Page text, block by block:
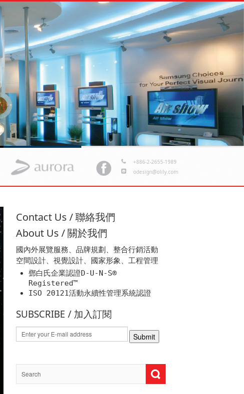
+886-2-2655-1989
odesign@olily.com
展會代理
Contact Us / 聯絡我們
About Us / 關於我們
國內外展覽服務、品牌規劃、整合行銷活動
空間設計、視覺設計、國家形象、工程管理
鄧白氏企業認證D-U-N-S®
Registered™
ISO 20121活動永續性管理系統認證
SUBSCRIBE / 加入訂閱